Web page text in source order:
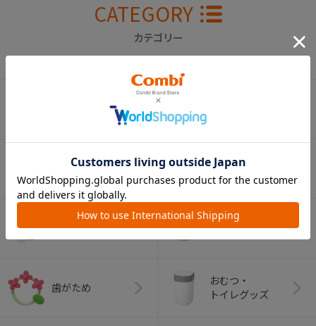
CATEGORY
カテゴリー
ベビーラック＆
ベビーチェア
抱っこひも
（子守帯）
哺乳びん関連
おしゃぶり
歯がため
おむつ・
トイレグッズ